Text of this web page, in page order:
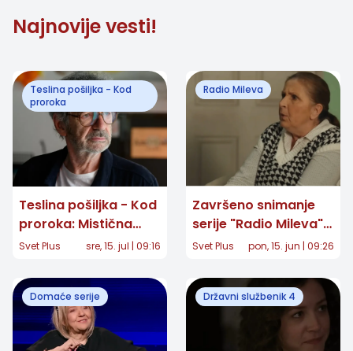
Najnovije vesti!
Teslina pošiljka - Kod
proroka
Teslina pošiljka - Kod
proroka: Mistična
priča koja menja svet
Svet Plus sre, 15. jul | 09:16
Radio Mileva
Završeno snimanje
serije "Radio Mileva":
Omiljena ekipa iz
oprostila od seta,
evo šta čeka
Svet Plus pon, 15. jun | 09:26
Domaće serije Državni službenik 4